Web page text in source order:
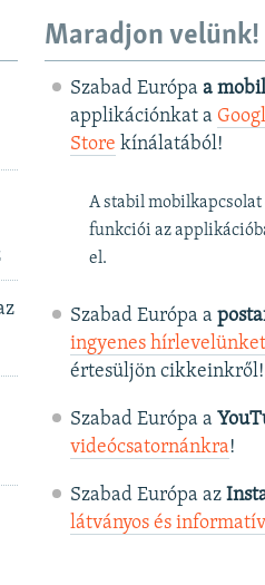
Maradjon velünk!
Szabad Európa a
applikációnkat a
Store kínálatából!
A stabil mobilkapcsolat
funkciói az
el.
Szabad Európa a
ingyenes hírlevelünket
értesüljön cikkeinkről!
Szabad Európa a
videócsatornánkra!
Szabad Európa az
látványos és